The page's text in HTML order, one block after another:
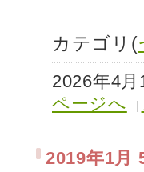
カテゴリ(
2026年4月
ページへ
2019年1月